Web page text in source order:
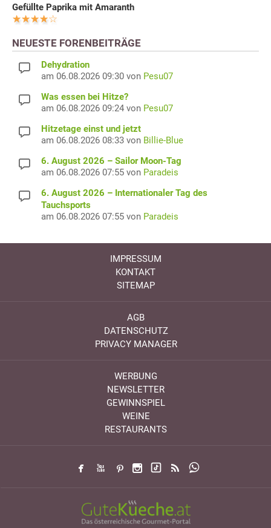
Gefüllte Paprika mit Amaranth
NEUESTE FORENBEITRÄGE
Dehydration
am 06.08.2026 09:30 von Pesu07
Was essen bei Hitze?
am 06.08.2026 09:24 von Pesu07
Hitzetage einst und jetzt
am 06.08.2026 08:33 von Billie-Blue
6. August 2026 – Sailor Moon-Tag
am 06.08.2026 07:55 von Paradeis
6. August 2026 – Internationaler Tag des
Tauchsports
am 06.08.2026 07:55 von Paradeis
IMPRESSUM
KONTAKT
SITEMAP
AGB
DATENSCHUTZ
PRIVACY MANAGER
WERBUNG
NEWSLETTER
GEWINNSPIEL
WEINE
RESTAURANTS